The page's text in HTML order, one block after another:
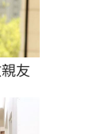
友